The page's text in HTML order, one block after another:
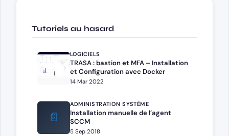
Tutoriels au hasard
LOGICIELS
TRASA : bastion et MFA – Installation
et Configuration avec Docker
14 Mar 2022
📄
ADMINISTRATION SYSTÈME
Installation manuelle de l’agent
SCCM
5 Sep 2018